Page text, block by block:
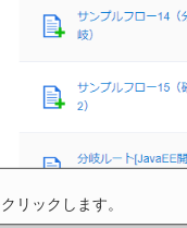
リックします。